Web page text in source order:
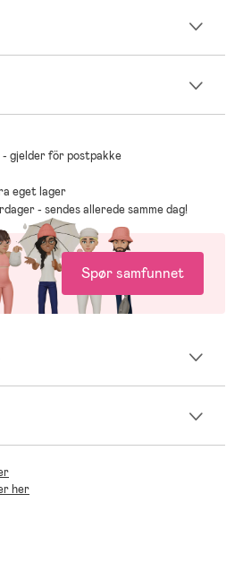
gjelder för postpakke
eget lager
- sendes allerede samme dag!
Spør samfunnet
her